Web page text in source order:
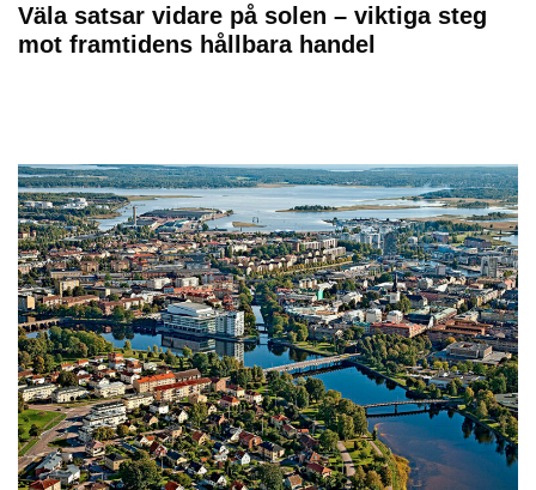
Väla satsar vidare på solen – viktiga steg
mot framtidens hållbara handel